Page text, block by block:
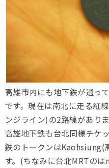
高雄市内にも地下鉄が通っ
です。現在は南北に走る紅
ンジライン)の2路線がありま
高雄地下鉄も台北同様チケ
鉄のトークンはKaohsiung(
す。(ちなみに台北MRTの